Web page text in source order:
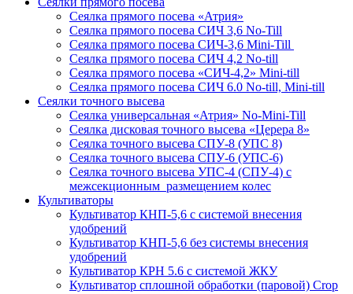
Сеялка прямого посева «Атрия»
Сеялка прямого посева СИЧ 3,6 No-Till
Сеялка прямого посева СИЧ-3,6 Mini-Till
Сеялка прямого посева СИЧ 4,2 No-till
Сеялка прямого посева «СИЧ-4,2» Mini-till
Сеялка прямого посева СИЧ 6.0 No-till, Mini-till
Сеялки точного высева
Сеялка универсальная «Атрия» No-Mini-Till
Сеялка дисковая точного высева «Церера 8»
Сеялка точного высева СПУ-8 (УПС 8)
Сеялка точного высева СПУ-6 (УПС-6)
Сеялка точного высева УПС-4 (СПУ-4) с
межсекционным размещением колес
Культиваторы
Культиватор КНП-5,6 с системой внесения
удобрений
Культиватор КНП-5,6 без системы внесения
удобрений
Культиватор КРН 5.6 с системой ЖКУ
Культиватор сплошной обработки (паровой) Crop